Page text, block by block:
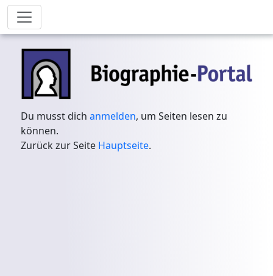
Du musst dichanmelden, um Seiten lesen zu
können.
Zurück zur Seite Hauptseite.